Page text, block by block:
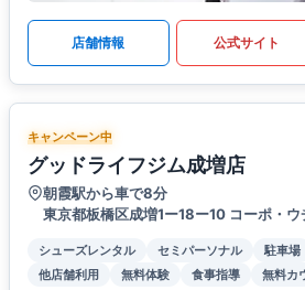
店舗情報 公式サイト
キャンペーン中
グッドライフジム成増店
朝霞駅から車で8分
東京都板橋区成増1ー18ー10 コーポ・
シューズレンタル セミパーソナル 駐車場
他店舗利用
無料体験 食事指導 無料カ